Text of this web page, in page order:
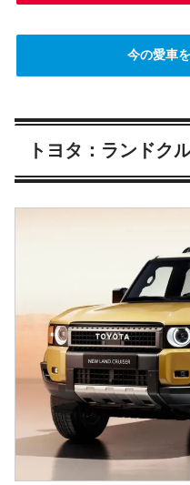
今の愛車
トヨタ：ランドク